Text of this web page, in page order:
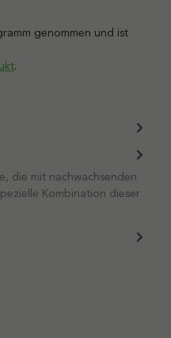
genommen und ist
.
die mit nachwachsenden
Kombination dieser